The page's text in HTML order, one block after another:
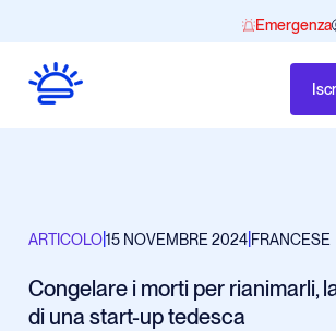
Emergenza
ARTICOLO|15 NOVEMBRE 2024 FRANCESE
Congelare i morti per rianimarli,
di una start-up tedesca